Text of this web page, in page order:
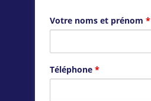
Votre noms et prénom *
Téléphone *